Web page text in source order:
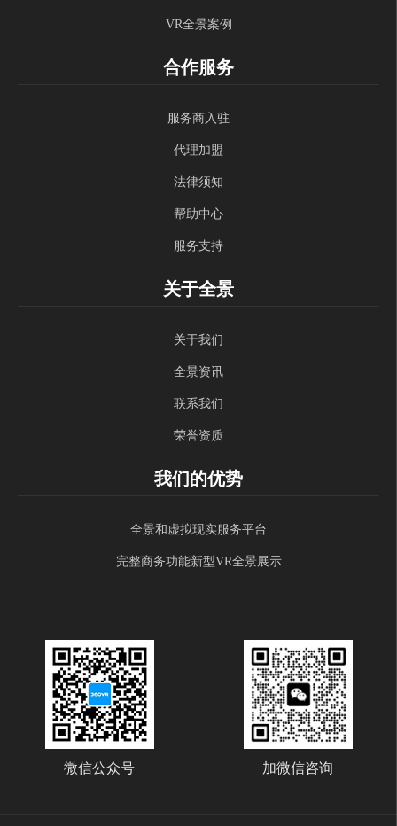
VR全景案例
合作服务
服务商入驻
代理加盟
法律须知
帮助中心
服务支持
关于全景
关于我们
全景资讯
联系我们
荣誉资质
我们的优势
全景和虚拟现实服务平台
完整商务功能新型VR全景展示
微信公众号 加微信咨询